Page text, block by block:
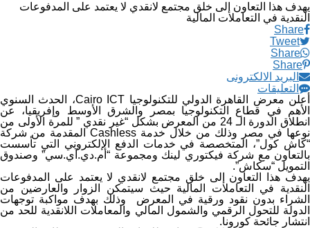
يهدف هذا التعاون إلى خلق مجتمع لانقدي لا يعتمد على المدفوعات
النقدية في التعاملات المالية
Share
Tweet
Share
Share
البريد الالكترونى
التعليقات
أعلن معرض القاهرة الدولي للتكنولوجيا Cairo ICT، الحدث السنوي
الأهم في قطاع التكنولوجيا بمصر والشرق الأوسط وإفريقيا، عن
انطلاق الدورة الـ 24 من المعرض بشكل “غير نقدي ” للمرة الأولى من
نوعها في مصر وذلك من خلال خدمة Cashless المقدمة من شركة
“كاش كول”، المتخصصة في خدمات الدفع الإلكتروني التي تأسست
بالتعاون مع شركة فيكتوري لينك ومجموعة “أم.دي.آي.سي” وصندوق
التمويل “سكاش”.
يهدف هذا التعاون إلى خلق مجتمع لانقدي لا يعتمد على المدفوعات
النقدية في التعاملات المالية حيث سيتمكن الزوار والعارضين من
الشراء بدون نقود ورقية في المعرض وذلك بهدف مواكبة توجهات
الدولة للتحول الرقمي والشمول المالي والمعاملات اللانقدية للحد من
انتشار جائحة كورونا.